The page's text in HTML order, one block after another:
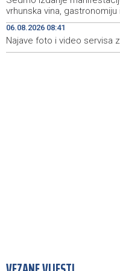
19:32
Velika nagrada
2028. godine
19:29
Španska krajnja
vrhunska vina, gastronomiju
06.08.2026 08:41
Najave foto i video servisa